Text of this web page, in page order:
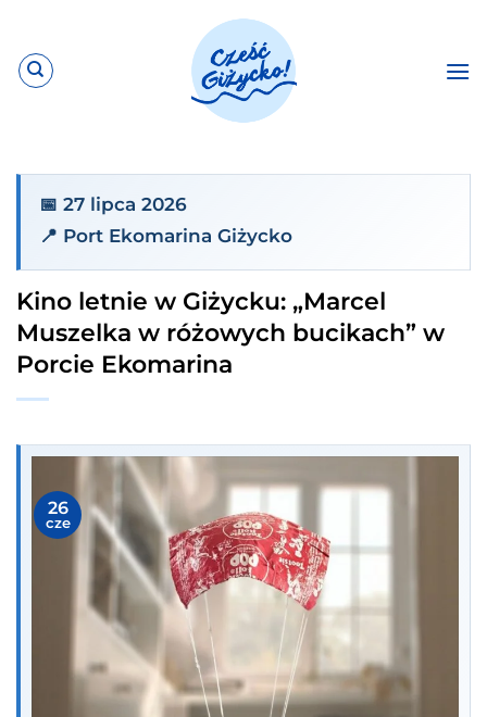
zawartości
📅 27 lipca 2026
📍 Port Ekomarina Giżycko
Kino letnie w Giżycku: „Marcel
Muszelka w różowych bucikach” w
Porcie Ekomarina
26
cze